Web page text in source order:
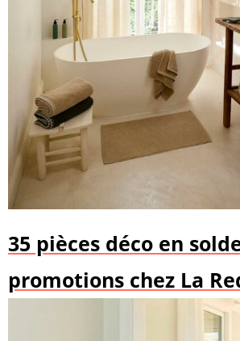
35 pièces déco en
promotions chez La